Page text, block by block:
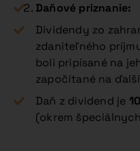
Daňové priznanie:
Dividendy zo
zdaniteľného
boli pripísané na
započítané na
Daň z dividend je
(okrem